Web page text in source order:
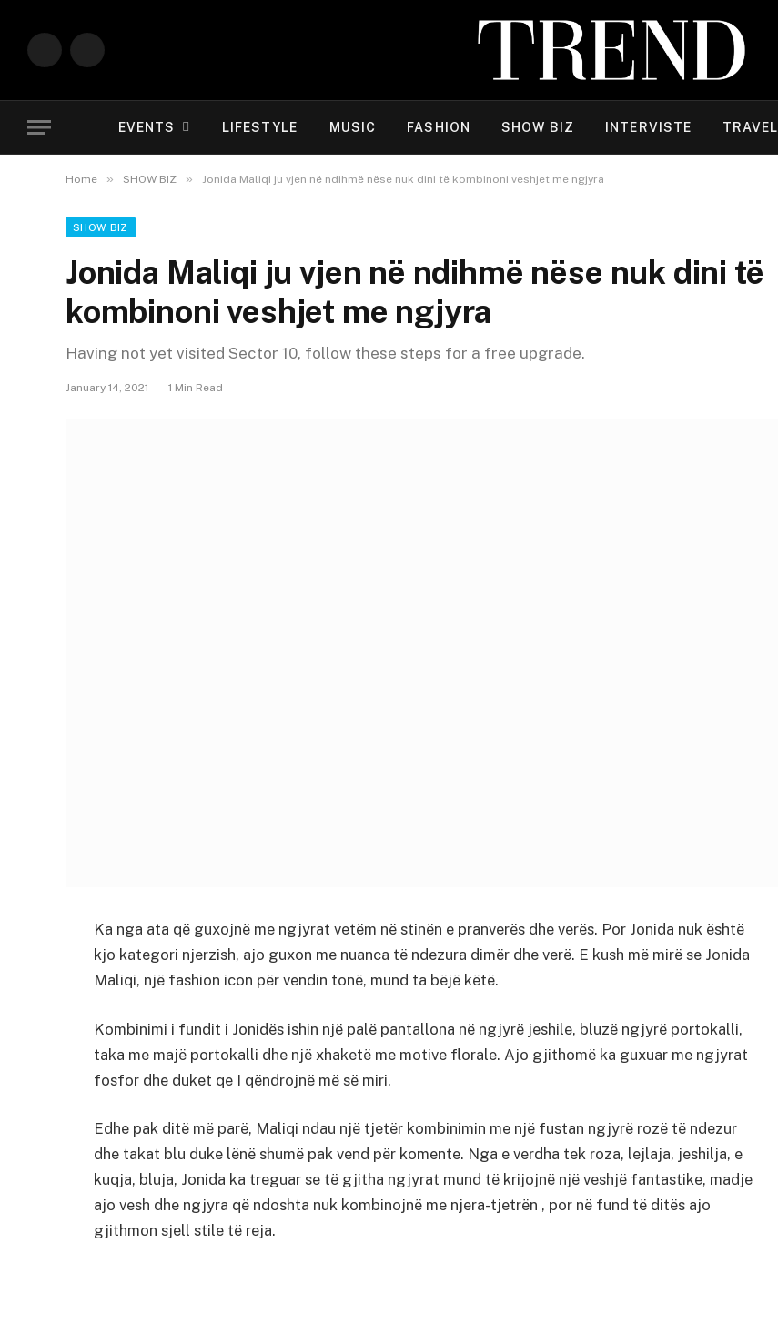
InstagramYouTube
EVENTS LIFESTYLE MUSIC FASHION SHOW BIZ INTERVISTE TRAVEL
Home » SHOW BIZ » Jonida Maliqi ju vjen në ndihmë nëse nuk dini të kombinoni veshjet me ngjyra
SHOW BIZ
Jonida Maliqi ju vjen në ndihmë nëse nuk dini të
kombinoni veshjet me ngjyra
Having not yet visited Sector 10, follow these steps for a free upgrade.
January 14, 2021 1 Min Read
Ka nga ata që guxojnë me ngjyrat vetëm në stinën e pranverës dhe verës. Por Jonida nuk është
kjo kategori njerzish, ajo guxon me nuanca të ndezura dimër dhe verë. E kush më mirë se Jonida
Maliqi, një fashion icon për vendin tonë, mund ta bëjë këtë.
Kombinimi i fundit i Jonidës ishin një palë pantallona në ngjyrë jeshile, bluzë ngjyrë portokalli,
taka me majë portokalli dhe një xhaketë me motive florale. Ajo gjithomë ka guxuar me ngjyrat
fosfor dhe duket qe I qëndrojnë më së miri.
Edhe pak ditë më parë, Maliqi ndau një tjetër kombinimin me një fustan ngjyrë rozë të ndezur
dhe takat blu duke lënë shumë pak vend për komente. Nga e verdha tek roza, lejlaja, jeshilja, e
kuqja, bluja, Jonida ka treguar se të gjitha ngjyrat mund të krijojnë një veshjë fantastike, madje
ajo vesh dhe ngjyra që ndoshta nuk kombinojnë me njera-tjetrën , por në fund të ditës ajo
gjithmon sjell stile të reja.